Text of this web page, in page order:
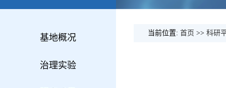
基地概况
治理实验
当前位置: 首页 >> 科研